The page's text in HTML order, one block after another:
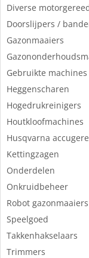
Diverse
Doorslijpers /
Gazonmaaiers
Gebruikte machines
Heggenscharen
Hogedrukreinigers
Houtkloofmachines
Husqvarna
Kettingzagen
Onderdelen
Onkruidbeheer
Robot gazonmaaiers
Speelgoed
Takkenhakselaars
Trimmers